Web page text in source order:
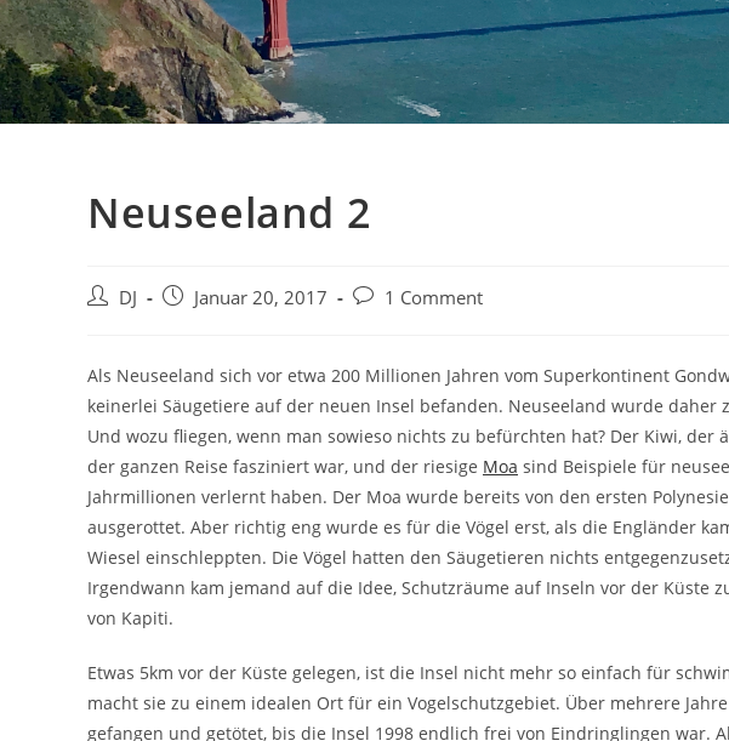
Neuseeland 2
Beitrags-
DJ
BeitragJanuar 20, 2017
Beitrags-
1 Comment
Als Neuseeland sich vor etwa 200 Millionen Jahren vom Superkontinent
keinerlei Säugetiere auf der neuen Insel befanden. Neuseeland wurde daher
Und wozu fliegen, wenn man sowieso nichts zu befürchten hat? Der Kiwi, der
der ganzen Reise fasziniert war, und der riesige Moa sind Beispiele für
Jahrmillionen verlernt haben. Der Moa wurde bereits von den ersten
ausgerottet. Aber richtig eng wurde es für die Vögel erst, als die Engländer
Wiesel einschleppten. Die Vögel hatten den Säugetieren nichts
Irgendwann kam jemand auf die Idee, Schutzräume auf Inseln vor der Küste
von Kapiti.
Etwas 5km vor der Küste gelegen, ist die Insel nicht mehr so einfach für
macht sie zu einem idealen Ort für ein Vogelschutzgebiet. Über mehrere
gefangen und getötet, bis die Insel 1998 endlich frei von Eindringlingen war.